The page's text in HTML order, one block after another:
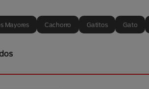
Mayores Cachorro Gatitos Gato